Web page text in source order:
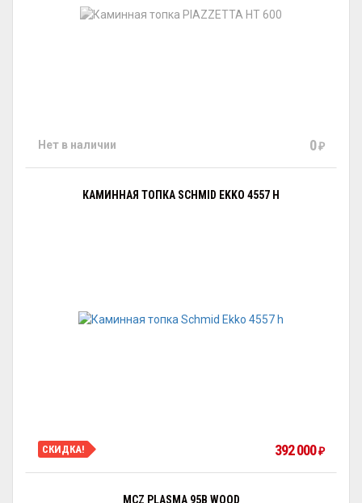
Нет в наличии 0 ₽
КАМИННАЯ ТОПКА SCHMID EKKO 4557 H
СКИДКА! 392 000 ₽
MCZ PLASMA 95B WOOD